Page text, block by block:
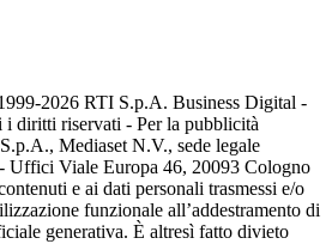
2026 RTI S.p.A. Business Digital -
i diritti riservati - Per la pubblicità
Mediaset N.V., sede legale
Uffici Viale Europa 46, 20093 Cologno
e ai dati personali trasmessi e/o
funzionale all’addestramento di
generativa. È altresì fatto divieto